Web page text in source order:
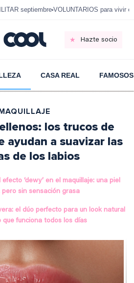
septiembre VOLUNTARIOS para vivir
Hazte socio
CASA REAL FAMOSOS
los trucos de
ayudan a suavizar las
de los labios
‘dewy’ en el maquillaje: una piel
pero sin sensación grasa
el dúo perfecto para un look natural
que funciona todos los días